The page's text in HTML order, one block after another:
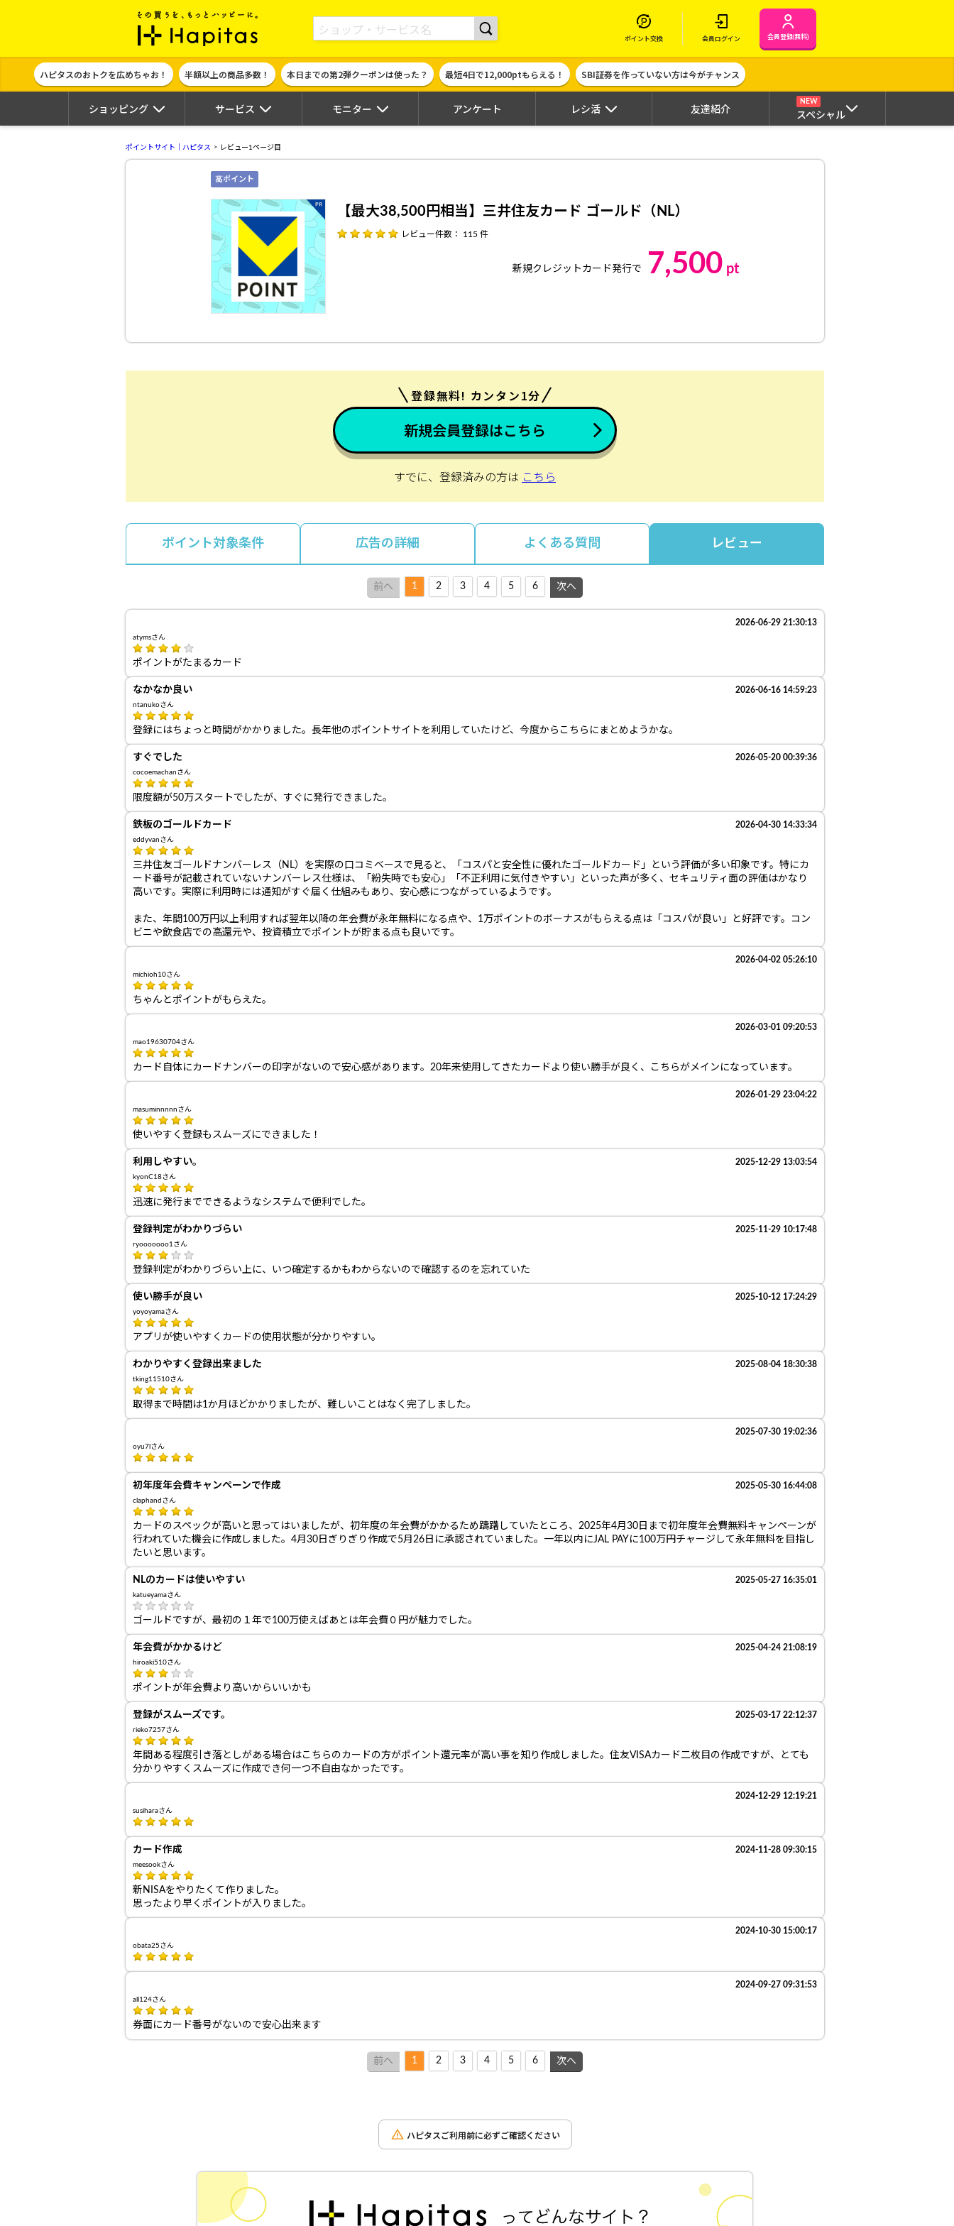
ポイント貯めて現金やギフト券に交換できるポイントサイト | ハピタス
ポイント交換 会員ログイン 会員登録(無料)
ハピタスのおトクを広めちゃお！ 半額以上の商品多数！ 本日までの第2弾クーポンは使った？ 最短4日で12,000ptもらえる！ SBI証券を作っていない方は今がチャンス
ショッピング サービス モニター アンケート レシ活 友達紹介
NEW
スペシャル
ポイントサイト｜ハピタス レビュー1ページ目
高ポイント
【最大38,500円相当】三井住友カード ゴールド（NL）
レビュー件数： 115 件
新規クレジットカード発行で 7,500 pt
登録無料! カンタン1分
新規会員登録はこちら
すでに、登録済みの方は こちら
ポイント対象条件 広告の詳細 よくある質問 レビュー
前へ 1 2 3 4 5 6 次へ
2026-06-29 21:30:13
atymsさん
ポイントがたまるカード
なかなか良い 2026-06-16 14:59:23
ntanukoさん
登録にはちょっと時間がかかりました。長年他のポイントサイトを利用していたけど、今度からこちらにまとめようかな。
すぐでした 2026-05-20 00:39:36
cocoemachanさん
限度額が50万スタートでしたが、すぐに発行できました。
鉄板のゴールドカード 2026-04-30 14:33:34
eddyvanさん
三井住友ゴールドナンバーレス（NL）を実際の口コミベースで見ると、「コスパと安全性に優れたゴールドカード」という評価が多い印象です。特にカ
ード番号が記載されていないナンバーレス仕様は、「紛失時でも安心」「不正利用に気付きやすい」といった声が多く、セキュリティ面の評価はかなり
高いです。実際に利用時には通知がすぐ届く仕組みもあり、安心感につながっているようです。
また、年間100万円以上利用すれば翌年以降の年会費が永年無料になる点や、1万ポイントのボーナスがもらえる点は「コスパが良い」と好評です。コン
ビニや飲食店での高還元や、投資積立でポイントが貯まる点も良いです。
2026-04-02 05:26:10
michioh10さん
ちゃんとポイントがもらえた。
2026-03-01 09:20:53
mao19630704さん
カード自体にカードナンバーの印字がないので安心感があります。20年来使用してきたカードより使い勝手が良く、こちらがメインになっています。
2026-01-29 23:04:22
masuminnnnnさん
使いやすく登録もスムーズにできました！
利用しやすい。 2025-12-29 13:03:54
kyonC18さん
迅速に発行までできるようなシステムで便利でした。
登録判定がわかりづらい 2025-11-29 10:17:48
ryooooooo1さん
登録判定がわかりづらい上に、いつ確定するかもわからないので確認するのを忘れていた
使い勝手が良い 2025-10-12 17:24:29
yoyoyamaさん
アプリが使いやすくカードの使用状態が分かりやすい。
わかりやすく登録出来ました 2025-08-04 18:30:38
tking11510さん
取得まで時間は1か月ほどかかりましたが、難しいことはなく完了しました。
2025-07-30 19:02:36
oyu7lさん
初年度年会費キャンペーンで作成 2025-05-30 16:44:08
claphandさん
カードのスペックが高いと思ってはいましたが、初年度の年会費がかかるため躊躇していたところ、2025年4月30日まで初年度年会費無料キャンペーンが
行われていた機会に作成しました。4月30日ぎりぎり作成で5月26日に承認されていました。一年以内にJAL PAYに100万円チャージして永年無料を目指し
たいと思います。
NLのカードは使いやすい 2025-05-27 16:35:01
katueyamaさん
ゴールドですが、最初の１年で100万使えばあとは年会費０円が魅力でした。
年会費がかかるけど 2025-04-24 21:08:19
hiroaki510さん
ポイントが年会費より高いからいいかも
登録がスムーズです。 2025-03-17 22:12:37
rieko7257さん
年間ある程度引き落としがある場合はこちらのカードの方がポイント還元率が高い事を知り作成しました。住友VISAカード二枚目の作成ですが、とても
分かりやすくスムーズに作成でき何一つ不自由なかったです。
2024-12-29 12:19:21
susiharaさん
カード作成 2024-11-28 09:30:15
meesookさん
新NISAをやりたくて作りました。
思ったより早くポイントが入りました。
2024-10-30 15:00:17
obata25さん
2024-09-27 09:31:53
all124さん
券面にカード番号がないので安心出来ます
前へ 1 2 3 4 5 6 次へ
ハピタスご利用前に必ずご確認ください